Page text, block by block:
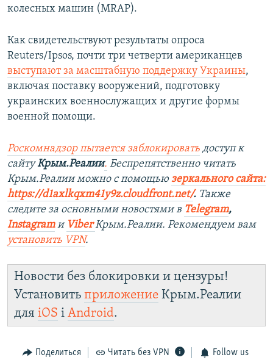
колесных машин (MRAP).
Как свидетельствуют результаты опроса
Reuters/Ipsos, почти три четверти американцев
выступают за масштабную поддержку Украины,
включая поставку вооружений, подготовку
украинских военнослужащих и другие формы
военной помощи.
Роскомнадзор пытается заблокировать доступ к
сайтуКрым.Реалии. Беспрепятственно читать
Крым.Реалии можно с помощью зеркального сайта:
https://d1axlkqxm41y9z.cloudfront.net/. ​ Также
следите за основными новостями в Telegram,
Instagram и ViberКрым.Реалии. Рекомендуем вам
установить VPN.
Новости без блокировки и цензуры!
Установить приложение Крым.Реалии
для iOS і Android.
Поделиться Читать без VPN Follow us